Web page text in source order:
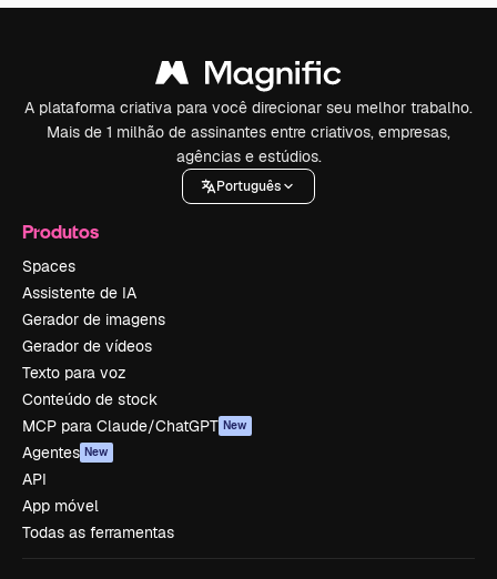
A plataforma criativa para você direcionar seu melhor trabalho.
Mais de 1 milhão de assinantes entre criativos, empresas,
agências e estúdios.
Português
Produtos
Spaces
Assistente de IA
Gerador de imagens
Gerador de vídeos
Texto para voz
Conteúdo de stock
MCP para Claude/ChatGPT New
Agentes New
API
App móvel
Todas as ferramentas